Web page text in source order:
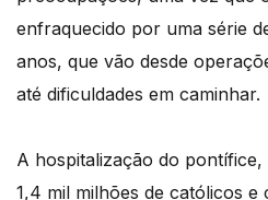
enfraquecido por uma série
anos, que vão desde
até dificuldades em caminhar.
A hospitalização do
1,4 mil milhões de católicos e